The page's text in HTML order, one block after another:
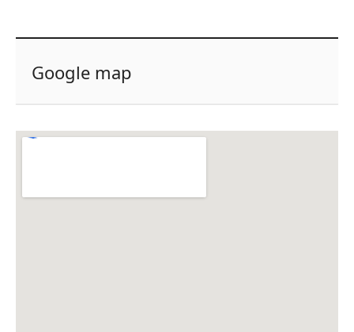
Google map